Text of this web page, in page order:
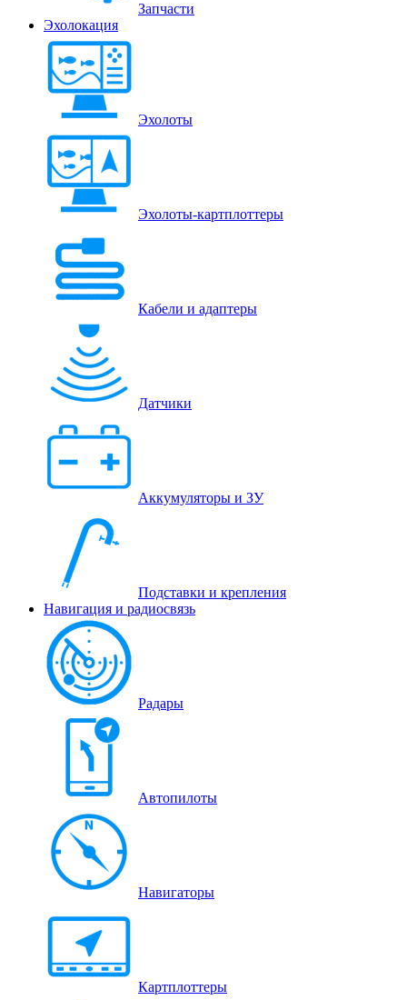
Запчасти
Эхолокация
Эхолоты
Эхолоты-картплоттеры
Кабели и адаптеры
Датчики
Аккумуляторы и ЗУ
Подставки и крепления
Навигация и радиосвязь
Радары
Автопилоты
Навигаторы
Картплоттеры